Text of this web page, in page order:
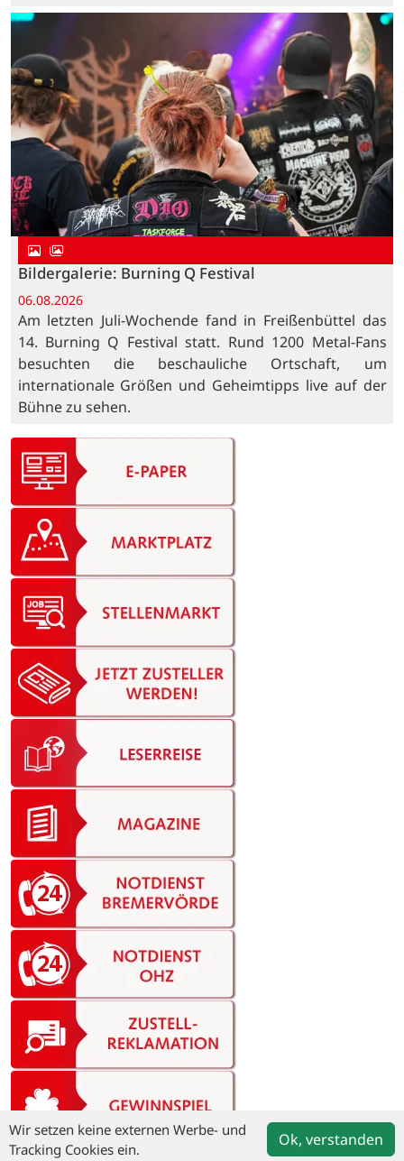
Bildergalerie: Burning Q Festival
06.08.2026
Am letzten Juli-Wochende fand in Freißenbüttel das
14. Burning Q Festival statt. Rund 1200 Metal-Fans
besuchten die beschauliche Ortschaft, um
internationale Größen und Geheimtipps live auf der
Bühne zu sehen.
Wir setzen keine externen Werbe- und
Tracking Cookies ein.
Ok, verstanden